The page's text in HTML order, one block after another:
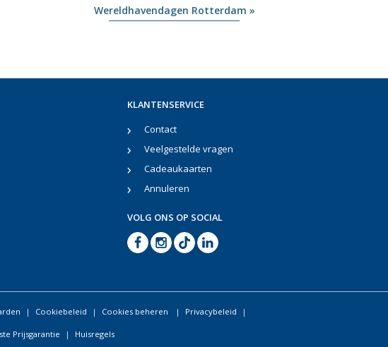
Wereldhavendagen Rotterdam »
KLANTENSERVICE
Contact
Veelgestelde vragen
Cadeaukaarten
Annuleren
VOLG ONS OP SOCIAL
Cookiebeleid Cookies beheren Privacybeleid
Prijsgarantie Huisregels